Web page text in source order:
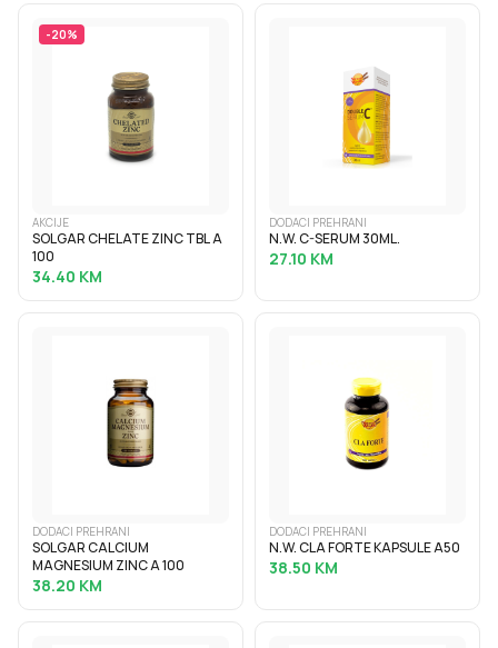
-20%
AKCIJE
SOLGAR CHELATE ZINC TBL A
100
34.40 KM
DODACI PREHRANI
N.W. C-SERUM 30ML.
27.10 KM
DODACI PREHRANI
SOLGAR CALCIUM
MAGNESIUM ZINC A 100
38.20 KM
DODACI PREHRANI
N.W. CLA FORTE KAPSULE A50
38.50 KM